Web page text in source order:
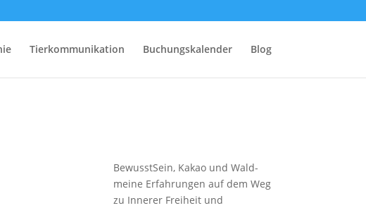
Tierkommunikation Buchungskalender Blog
BewusstSein, Kakao und Wald-
meine Erfahrungen auf dem Weg
zu Innerer Freiheit und